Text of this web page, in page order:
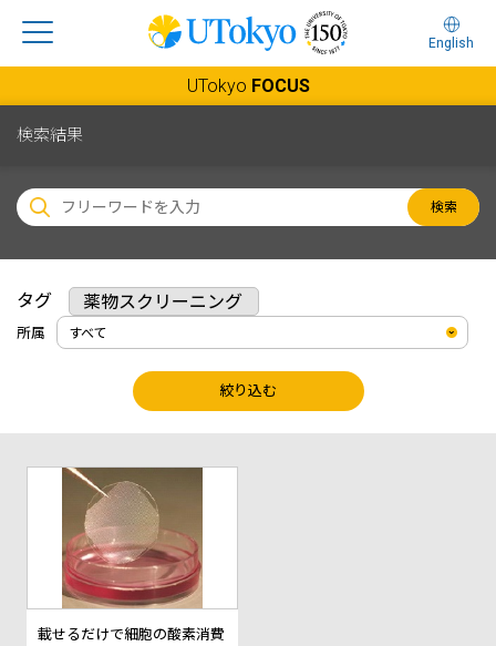
English
UTokyo FOCUS
検索結果
検索
タグ 薬物スクリーニング
所属
絞り込む
載せるだけで細胞の酸素消費